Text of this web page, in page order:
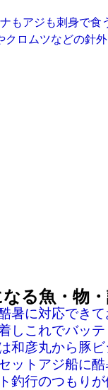
もアジも刺身で食
クロムツなどの針
る魚・物
暑に対応でき
しこれでバッ
和彦丸から豚
ットアジ船に
釣行のつもり